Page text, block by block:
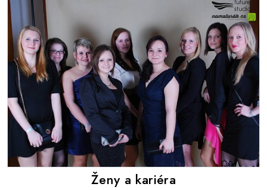
Ženy a kariéra